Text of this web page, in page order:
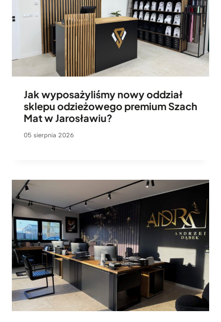
Jak wyposażyliśmy nowy oddział
sklepu odzieżowego premium Szach
Mat w Jarosławiu?
05 sierpnia 2026